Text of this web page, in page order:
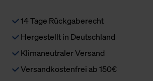
14 Tage Rückgaberecht
Hergestellt in Deutschland
Klimaneutraler Versand
Versandkostenfrei ab 150€